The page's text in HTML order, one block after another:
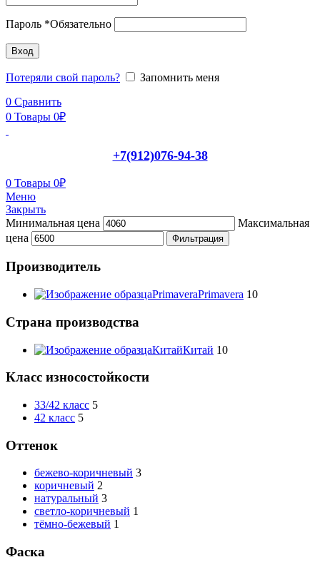
Пароль *Обязательно
Вход
Потеряли свой пароль?
Запомнить меня
0 Сравнить
0 Товары 0₽
+7(912)076-94-38
0 Товары 0₽
Меню
Закрыть
Минимальная цена
Максимальная
цена
Фильтрация
Производитель
PrimaveraPrimavera 10
Страна производства
КитайКитай 10
Класс износостойкости
33/42 класс 5
42 класс 5
Оттенок
бежево-коричневый 3
коричневый 2
натуральный 3
светло-коричневый 1
тёмно-бежевый 1
Фаска